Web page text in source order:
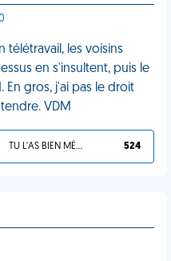
télétravail, les voisins
en s'insultent, puis le
gros, j'ai pas le droit
VDM
TU L'AS BIEN MÉRITÉ 524